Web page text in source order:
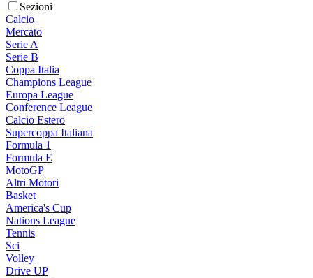
Sezioni
Calcio
Mercato
Serie A
Serie B
Coppa Italia
Champions League
Europa League
Conference League
Calcio Estero
Supercoppa Italiana
Formula 1
Formula E
MotoGP
Altri Motori
Basket
America's Cup
Nations League
Tennis
Sci
Volley
Drive UP